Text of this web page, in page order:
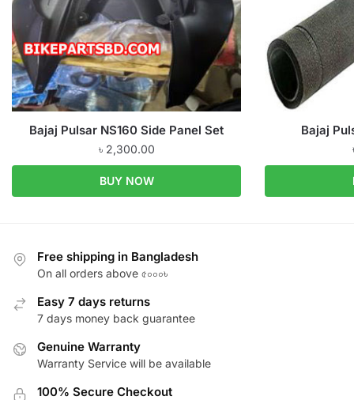
Bajaj Pulsar NS160 Side Panel Set
৳ 2,300.00
BUY NOW
Bajaj
Free shipping in Bangladesh
On all orders above ৫০০০৳
Easy 7 days returns
7 days money back guarantee
Genuine Warranty
Warranty Service will be available
100% Secure Checkout